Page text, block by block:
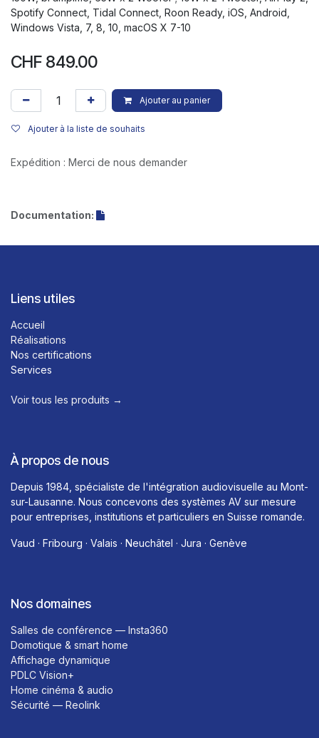
Spotify Connect, Tidal Connect, Roon Ready, iOS, Android,
Windows Vista, 7, 8, 10, macOS X 7-10
CHF 849.00
Ajouter au panier
Ajouter à la liste de souhaits
Expédition : Merci de nous demander
Documentation:
Liens utiles
Accueil
Réalisations
Nos certifications
Services
Voir tous les produits →​
À propos de nous
Depuis 1984, spécialiste de l'intégration audiovisuelle au Mont-
sur-Lausanne. Nous concevons des systèmes AV sur mesure
pour entreprises, institutions et particuliers en Suisse romande.
Vaud · Fribourg · Valais · Neuchâtel · Jura · Genève
Nos domaines
Salles de conférence — Insta360
Domotique & smart home
Affichage dynamique
PDLC Vision+
Home cinéma & audio
Sécurité — Reolink